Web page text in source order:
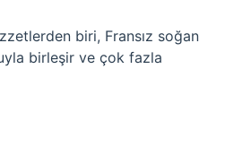
biri, Fransız soğan
birleşir ve çok fazla